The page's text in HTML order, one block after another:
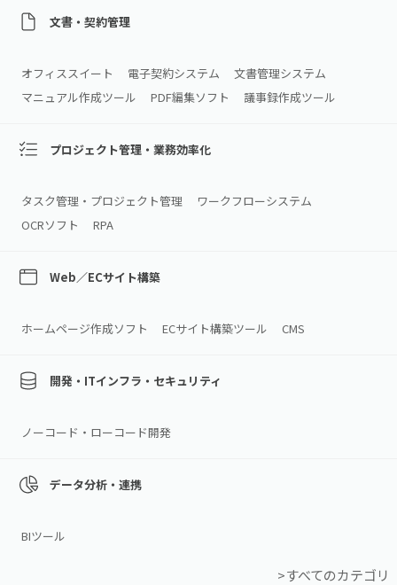
文書・契約管理
オフィススイート 電子契約システム
文書管理システム
マニュアル作成ツール
PDF編集ソフト 議事録作成ツール
プロジェクト管理・業務効率化
タスク管理・プロジェクト管理
ワークフローシステム
OCRソフト
RPA
Web／ECサイト構築
ホームページ作成ソフト ECサイト構築ツール CMS
開発・ITインフラ・セキュリティ
ノーコード・ローコード開発
データ分析・連携
BIツール
>すべてのカテゴリ